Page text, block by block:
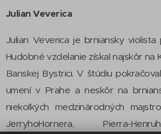
Julian Veverica
Julian Veverica je brniansky
Hudobné vzdelanie získal najskôr na
Banskej Bystrici. V štúdiu
umení v Prahe a neskôr na
niekoľkých medzinárodných
JerryhoHornera, Pierra-